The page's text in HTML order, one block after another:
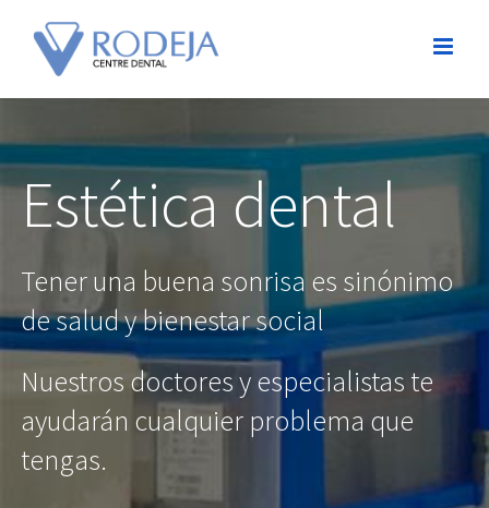
Estética dental
Tener una buena sonrisa es sinónimo
de salud y bienestar social
Nuestros doctores y especialistas te
ayudarán cualquier problema que
tengas.